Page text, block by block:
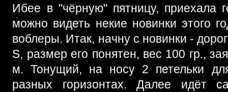
Ибее в "чёрную" пятницу, приехала
можно видеть некие новинки этого
воблеры. Итак, начну с новинки -
S, размер его понятен, вес 100 гр.,
м. Тонущий, на носу 2 петельки
разных горизонтах. Далее идёт